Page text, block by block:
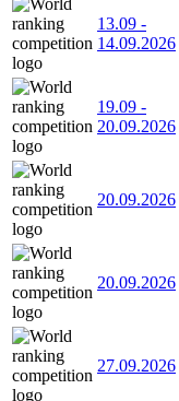
13.09 -
14.09.2026
19.09 -
20.09.2026
20.09.2026
20.09.2026
27.09.2026